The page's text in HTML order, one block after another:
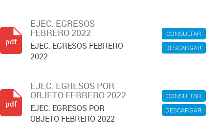
CONSULTAR
DESCARGAR
EJEC. EGRESOS
FEBRERO 2022
EJEC. EGRESOS FEBRERO
2022
pdf
CONSULTAR
DESCARGAR
EJEC. EGRESOS POR
OBJETO FEBRERO 2022
EJEC. EGRESOS POR
OBJETO FEBRERO 2022
pdf